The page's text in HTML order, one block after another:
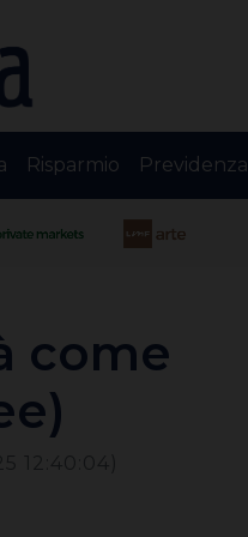
Risparmio Previdenza
come